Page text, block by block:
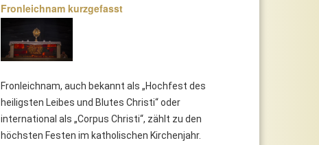
Fronleichnam kurzgefasst
Fronleichnam, auch bekannt als „Hochfest des
heiligsten Leibes und Blutes Christi“ oder
international als „Corpus Christi“, zählt zu den
höchsten Festen im katholischen Kirchenjahr.